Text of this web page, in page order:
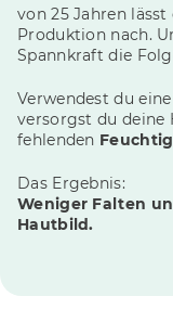
von 25 Jahren
Produktion nach.
Spannkraft die
Verwendest du
versorgst du deine
fehlenden
Das Ergebnis:
Weniger Falten
Hautbild.